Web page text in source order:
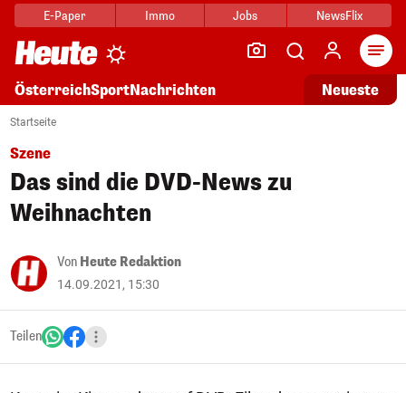
E-Paper Immo Jobs NewsFlix
ÖsterreichSportNachrichten Neueste
Startseite
Szene
Das sind die DVD-News zu
Weihnachten
Von Heute Redaktion
14.09.2021, 15:30
Teilen